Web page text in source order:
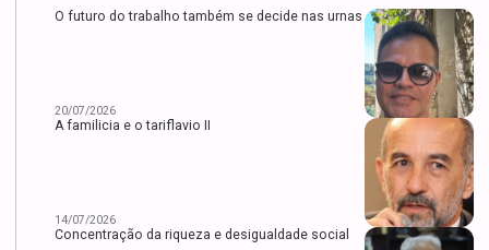
O futuro do trabalho também se decide nas urnas
20/07/2026
A familicia e o tariflavio II
14/07/2026
Concentração da riqueza e desigualdade social